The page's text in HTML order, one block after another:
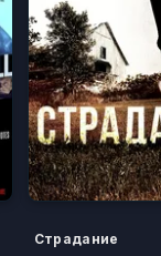
Страдание